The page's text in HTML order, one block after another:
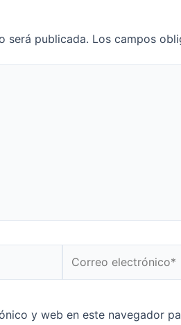
será publicada. Los campos
y web en este navegador